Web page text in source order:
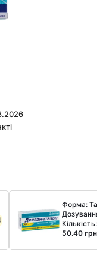
Форма:
Дозування:
Кількість:
50.40 грн